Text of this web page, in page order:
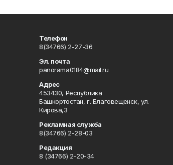
Телефон
8(34766) 2-27-36
Эл. почта
panorama0184@mail.ru
Адрес
453430, Республика
Башкортостан, г. Благовещенск, ул.
Кирова,3
Рекламная служба
8(34766) 2-28-03
Редакция
8 (34766) 2-20-34